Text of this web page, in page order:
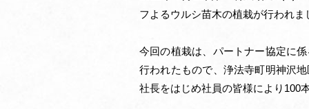
フよるウルシ苗木の植栽が行われま
今回の植栽は、パートナー協定に
行われたもので、浄法寺町明神沢
社長をはじめ社員の皆様により100